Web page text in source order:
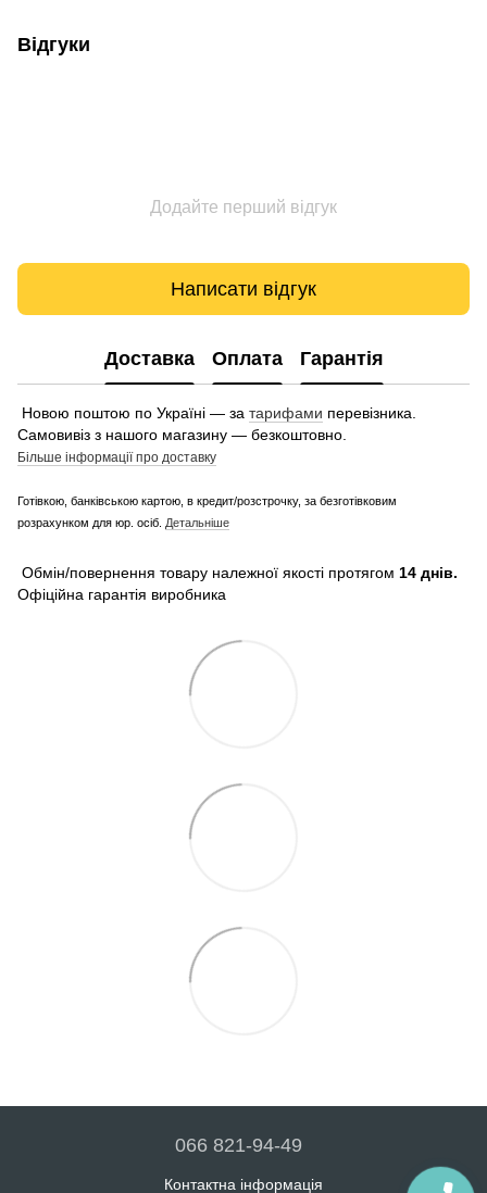
Відгуки
Додайте перший відгук
Написати відгук
Доставка Оплата Гарантія
Новою поштою по Україні — за тарифами перевізника.
Самовивіз з нашого магазину — безкоштовно.
Більше інформації про доставку
Готівкою, банківською картою, в кредит/розстрочку, за безготівковим
розрахунком для юр. осіб. Детальніше
Обмін/повернення товару належної якості протягом 14 днів.
Офіційна гарантія виробника
066 821-94-49
Контактна інформація